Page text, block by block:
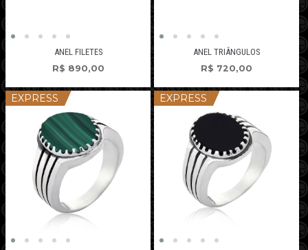
ANEL FILETES
R$ 890,00
ANEL TRIÂNGULOS
R$ 720,00
EXPRESS EXPRESS